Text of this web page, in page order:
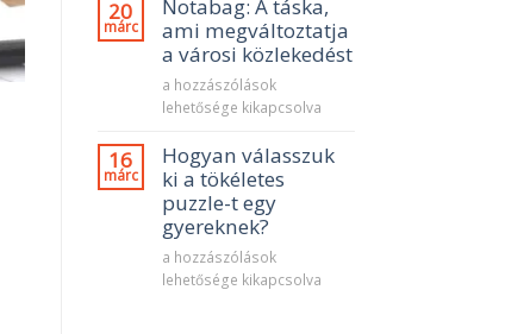
szülinapra?
–
szettek
5000
alatt
bejegyzéshez
20
márc
Notabag: A táska,
ami megváltoztatja
a városi közlekedést
Notabag:
A
ami
megváltoztatja
a
városi
közlekedést
bejegyzéshez
a hozzászólások
lehetősége kikapcsolva
16
márc
Hogyan válasszuk
ki a tökéletes
puzzle-t egy
gyereknek?
Hogyan
válasszuk
a hozzászólások
lehetősége kikapcsolva